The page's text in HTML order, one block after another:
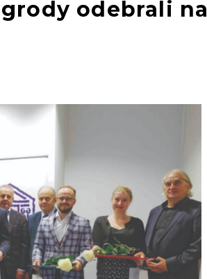
odebrali na